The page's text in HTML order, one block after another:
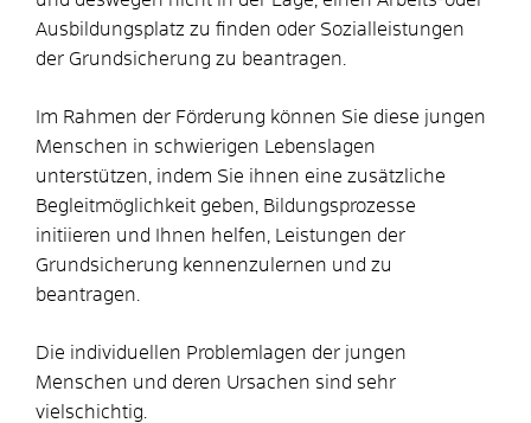
Ausbildungsplatz zu finden oder Sozialleistungen
der Grundsicherung zu beantragen.
Im Rahmen der Förderung können Sie diese jungen
Menschen in schwierigen Lebenslagen
unterstützen, indem Sie ihnen eine zusätzliche
Begleitmöglichkeit geben, Bildungsprozesse
initiieren und Ihnen helfen, Leistungen der
Grundsicherung kennenzulernen und zu
beantragen.
Die individuellen Problemlagen der jungen
Menschen und deren Ursachen sind sehr
vielschichtig.